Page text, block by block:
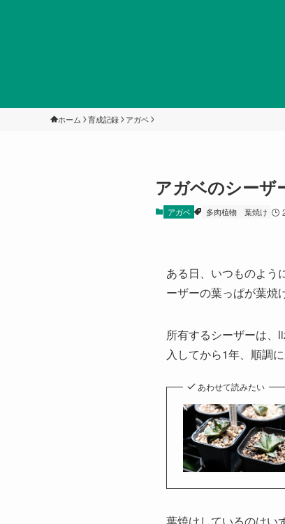
ホーム 育成記録 アガベ
アガベのシーザ
アガベ 多肉植物 葉焼け
ある日、いつものよう
ーザーの葉っぱが葉焼
所有するシーザーは、
入してから1年、順調
あわせて読みたい
葉焼けしているのはい